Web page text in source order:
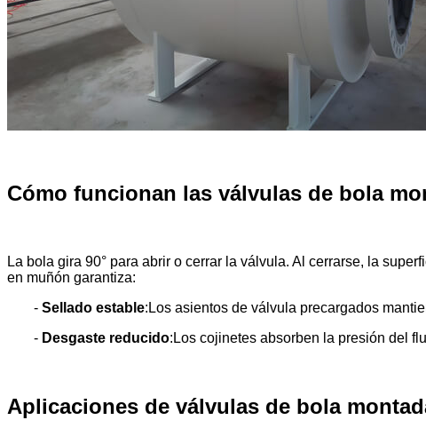
Cómo funcionan las válvulas de bola
La bola gira 90° para abrir o cerrar la válvula. Al cerrarse, la
en muñón garantiza:
- Sellado estable:Los asientos de válvula precargados
- Desgaste reducido:Los cojinetes absorben la presión del
Aplicaciones de válvulas de bola